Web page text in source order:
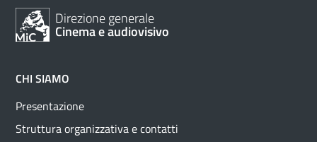
Direzione generale
Cinema e audiovisivo
CHI SIAMO
Presentazione
Struttura organizzativa e contatti